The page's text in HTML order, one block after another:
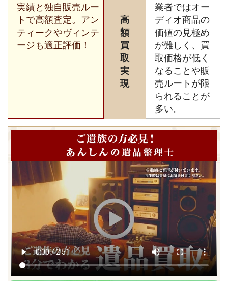
実績と独自販売ルー
トで高額査定。アン
ティークやヴィンテ
ージも適正評価！
高
額
買
取
実
現
業者ではオー
ディオ商品の
価値の見極め
が難しく、買
取価格が低く
なることや販
売ルートが限
られることが
多い。